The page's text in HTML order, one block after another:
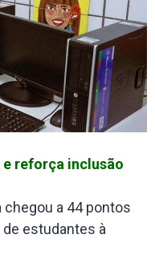
e reforça inclusão
a 44 pontos
estudantes à